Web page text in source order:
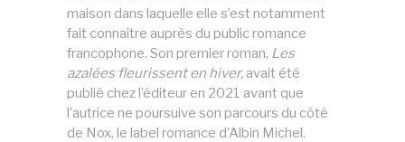
maison dans laquelle elle s’est notamment
fait connaître auprès du public romance
francophone. Son premier roman, Les
azalées fleurissent en hiver, avait été
publié chez l’éditeur en 2021 avant que
l’autrice ne poursuive son parcours du côté
de Nox, le label romance d’Albin Michel.